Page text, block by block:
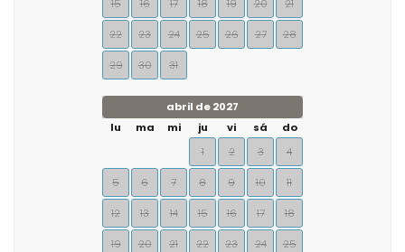
15 16 17 18 19 20 21
22 23 24 25 26 27 28
29 30 31
abril de 2027
lu
ma mi ju vi sá
do
1
2 3 4
5 6 7 8 9 10 11
12 13 14 15 16 17 18
19 20 21 22 23 24 25